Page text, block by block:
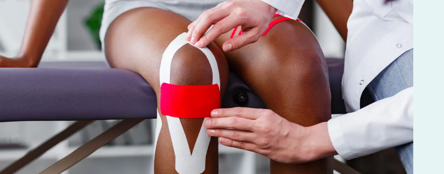
DOULEUR CHRONIQUE
DOULEURS ET BLESSURES DE LA HANCHE ET DE
LA CUISSE
DOULEURS ET BLESSURES DU GENOU ET DE LA
LES MALADIES EN RHUMATOLOGIE
PRÉVENIR UNE BLESSURE
DÉBUTER OU REPRENDRE LE
SPORT
POURQUOI CHOISIR UN KINÉ
DU SPORT POUR PRÉPARER LES
JO ?
BOOSTER LES PERFORMANCES
SPORTIVES
rendez-
KOSS
, votre